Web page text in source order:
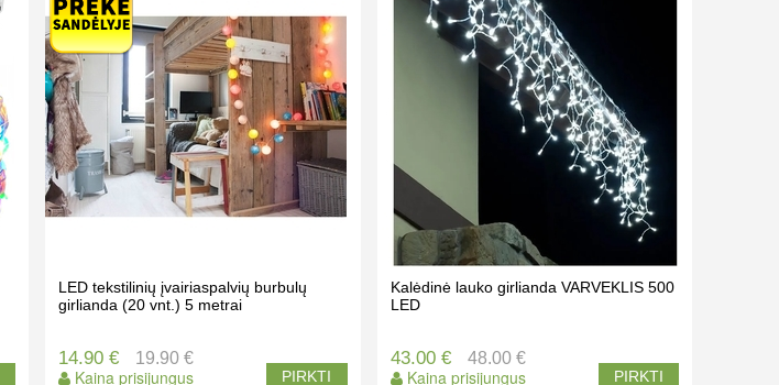
LED tekstilinių įvairiaspalvių burbulų
girlianda (20 vnt.) 5 metrai
14.90 €
Kaina prisijungus
19.90 €
PIRKTI
Kalėdinė lauko girlianda VARVEKLIS 500
LED
43.00 €
Kaina prisijungus
48.00 €
PIRKTI